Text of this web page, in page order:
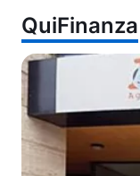
QuiFinanza